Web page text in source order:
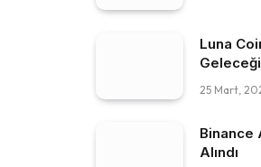
Luna
Geleceği
25 Mart,
Binance
Alındı